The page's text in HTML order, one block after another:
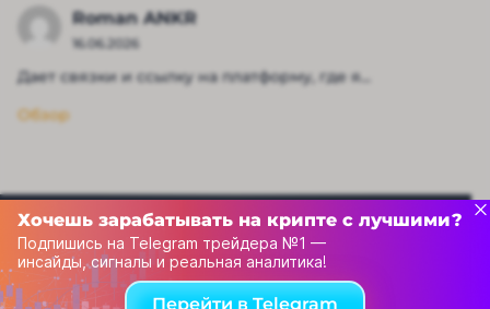
Roman ANKR
16.06.2026
Дает связки и ссылку на платформу, где я...
Обзор
Хочешь зарабатывать на крипте с лучшими?
Подпишись на Telegram трейдера №1 —
инсайды, сигналы и реальная аналитика!
Перейти в Telegram